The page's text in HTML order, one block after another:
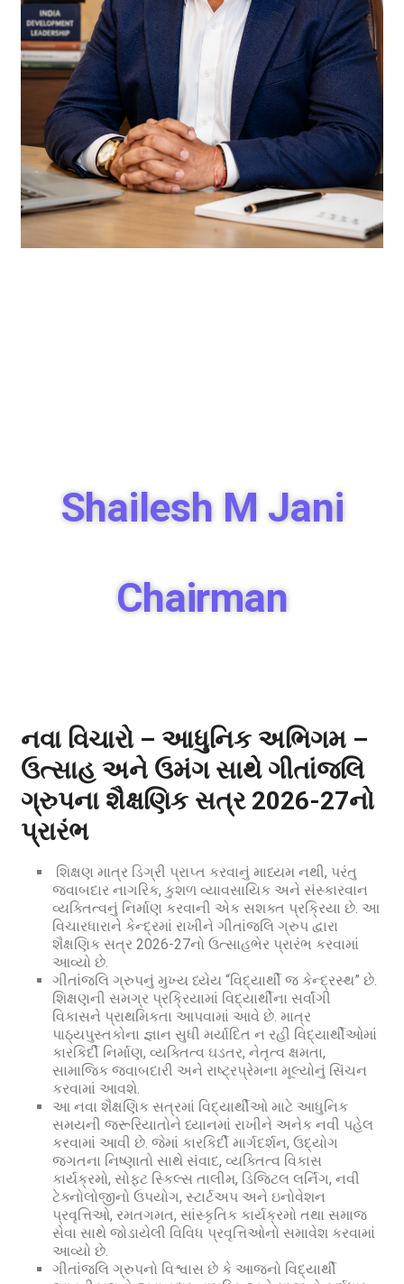
Shailesh M Jani
Chairman
નવા વિચારો – આધુનિક અભિગમ –
ઉત્સાહ અને ઉમંગ સાથે ગીતાંજલિ
ગ્રુપના શૈક્ષણિક સત્ર 2026-27નો
પ્રારંભ
શિક્ષણ માત્ર ડિગ્રી પ્રાપ્ત કરવાનું માધ્યમ નથી, પરંતુ
જવાબદાર નાગરિક, કુશળ વ્યાવસાયિક અને સંસ્કારવાન
વ્યક્તિત્વનું નિર્માણ કરવાની એક સશક્ત પ્રક્રિયા છે. આ
વિચારધારાને કેન્દ્રમાં રાખીને ગીતાંજલિ ગ્રુપ દ્વારા
શૈક્ષણિક સત્ર 2026-27નો ઉત્સાહભેર પ્રારંભ કરવામાં
આવ્યો છે.
ગીતાંજલિ ગ્રુપનું મુખ્ય ધ્યેય “વિદ્યાર્થી જ કેન્દ્રસ્થ” છે.
શિક્ષણની સમગ્ર પ્રક્રિયામાં વિદ્યાર્થીના સર્વાંગી
વિકાસને પ્રાથમિકતા આપવામાં આવે છે. માત્ર
પાઠ્યપુસ્તકોના જ્ઞાન સુધી મર્યાદિત ન રહી વિદ્યાર્થીઓમાં
કારકિર્દી નિર્માણ, વ્યક્તિત્વ ઘડતર, નેતૃત્વ ક્ષમતા,
સામાજિક જવાબદારી અને રાષ્ટ્રપ્રેમના મૂલ્યોનું સિંચન
કરવામાં આવશે.
આ નવા શૈક્ષણિક સત્રમાં વિદ્યાર્થીઓ માટે આધુનિક
સમયની જરૂરિયાતોને ધ્યાનમાં રાખીને અનેક નવી પહેલ
કરવામાં આવી છે. જેમાં કારકિર્દી માર્ગદર્શન, ઉદ્યોગ
જગતના નિષ્ણાતો સાથે સંવાદ, વ્યક્તિત્વ વિકાસ
કાર્યક્રમો, સોફ્ટ સ્કિલ્સ તાલીમ, ડિજિટલ લર્નિંગ, નવી
ટેક્નોલોજીનો ઉપયોગ, સ્ટાર્ટઅપ અને ઇનોવેશન
પ્રવૃત્તિઓ, રમતગમત, સાંસ્કૃતિક કાર્યક્રમો તથા સમાજ
સેવા સાથે જોડાયેલી વિવિધ પ્રવૃત્તિઓનો સમાવેશ કરવામાં
આવ્યો છે.
ગીતાંજલિ ગ્રુપનો વિશ્વાસ છે કે આજનો વિદ્યાર્થી